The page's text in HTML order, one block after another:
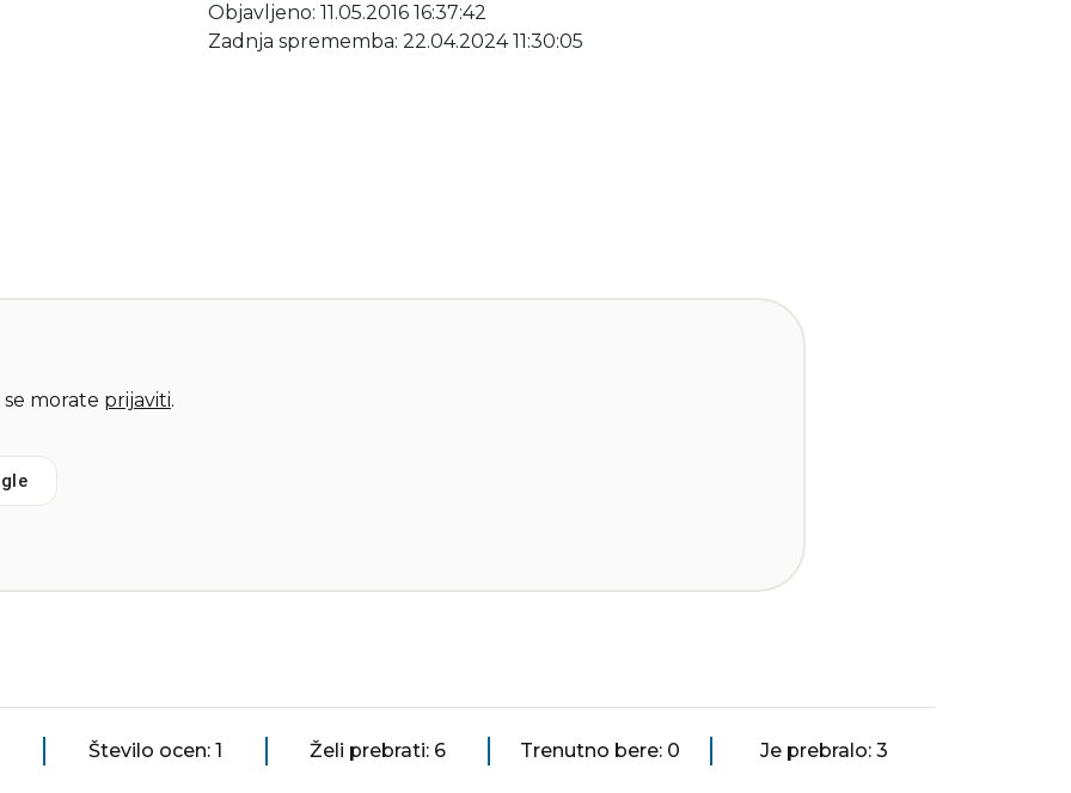
Objavljeno: 11.05.2016 16:37:42
Zadnja sprememba: 22.04.2024 11:30:05
morate prijaviti.
Število ocen: 1 Želi prebrati: 6 Trenutno bere: 0 Je prebralo: 3